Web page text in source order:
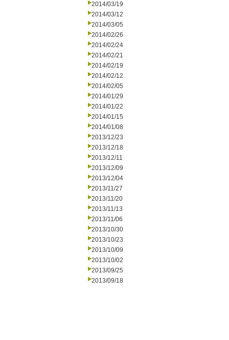
2014/03/19
2014/03/12
2014/03/05
2014/02/26
2014/02/24
2014/02/21
2014/02/19
2014/02/12
2014/02/05
2014/01/29
2014/01/22
2014/01/15
2014/01/08
2013/12/23
2013/12/18
2013/12/11
2013/12/09
2013/12/04
2013/11/27
2013/11/20
2013/11/13
2013/11/06
2013/10/30
2013/10/23
2013/10/09
2013/10/02
2013/09/25
2013/09/18